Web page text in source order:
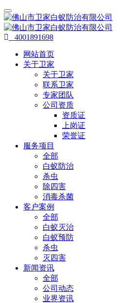
4001891698
网站首页
关于卫家
关于卫家
联系卫家
专家团队
公司资质
资质证
上岗证
荣誉证
服务项目
全部
白蚁防治
杀虫
除四害
消毒杀菌
客户案例
全部
白蚁灭治
白蚁预防
杀虫
灭四害
新闻资讯
全部
公司动态
业界资讯